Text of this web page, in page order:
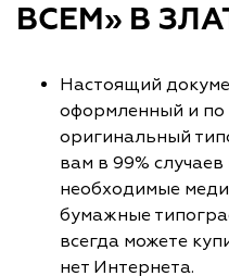
ВСЕМ» В
Настоящий
оформленный и по
оригинальный
вам в 99%
необходимые
бумажные
всегда можете
нет Интернета.